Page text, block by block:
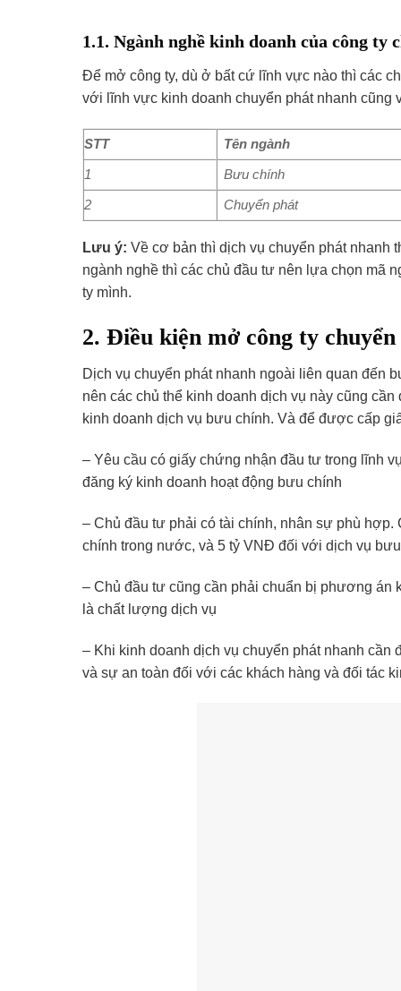
1.1. Ngành nghề kinh doanh của công ty
Để mở công ty, dù ở bất cứ lĩnh vực nào thì các
với lĩnh vực kinh doanh chuyển phát nhanh cũng
STT Tên ngành
1 Bưu chính
2 Chuyển phát
Lưu ý: Về cơ bản thì dịch vụ chuyển phát
ngành nghề thì các chủ đầu tư nên lựa chọn mã
ty mình.
2. Điều kiện mở công ty
Dịch vụ chuyển phát nhanh ngoài liên quan đến
nên các chủ thể kinh doanh dịch vụ này cũng
kinh doanh dịch vụ bưu chính. Và để được cấp
– Yêu cầu có giấy chứng nhận đầu tư trong lĩnh
đăng ký kinh doanh hoạt động bưu chính
– Chủ đầu tư phải có tài chính, nhân sự phù
chính trong nước, và 5 tỷ VNĐ đối với dịch vụ
– Chủ đầu tư cũng cần phải chuẩn bị phương
là chất lượng dịch vụ
– Khi kinh doanh dịch vụ chuyển phát nhanh cần
và sự an toàn đối với các khách hàng và đối tác